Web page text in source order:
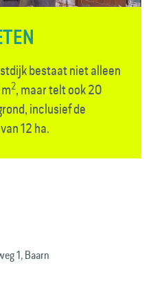
bestaat niet alleen
2, maar telt ook 20
inclusief de
12 ha.
1, Baarn